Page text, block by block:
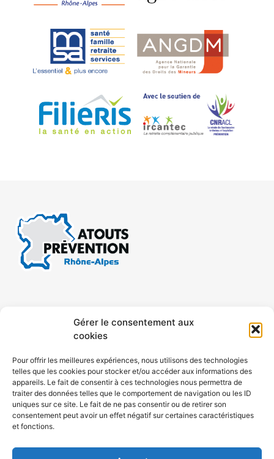
Gérer le consentement aux
cookies
Pour offrir les meilleures expériences, nous utilisons des technologies
telles que les cookies pour stocker et/ou accéder aux informations des
appareils. Le fait de consentir à ces technologies nous permettra de
traiter des données telles que le comportement de navigation ou les ID
uniques sur ce site. Le fait de ne pas consentir ou de retirer son
consentement peut avoir un effet négatif sur certaines caractéristiques
et fonctions.
CONTACT MENTIONS LÉGALES
ACCESSIBILITÉ
POLITIQUE DE COOKIES (UE)